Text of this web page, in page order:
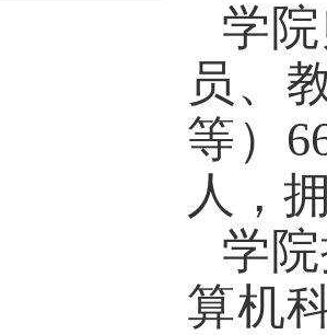
学
员、
等）
人，
学
算机